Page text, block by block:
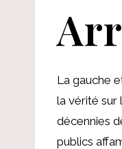
La gauche
la vérité sur
décennies
publics